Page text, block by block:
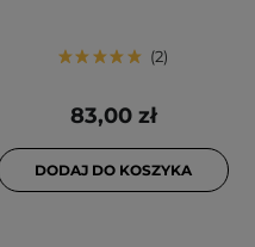
2
83,00 zł
DODAJ DO KOSZYKA